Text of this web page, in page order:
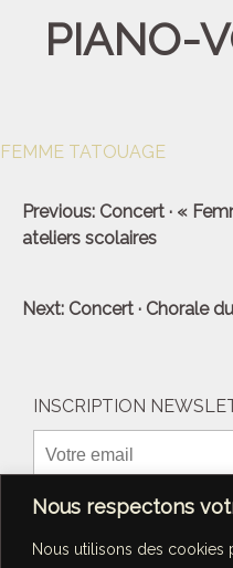
Nous respectons
Nous utilisons des cookies
PIANO-
FEMME TATOUAGE
Navigation
de
Previous: Concert · «
ateliers scolaires
Next: Concert · Chorale
INSCRIPTION